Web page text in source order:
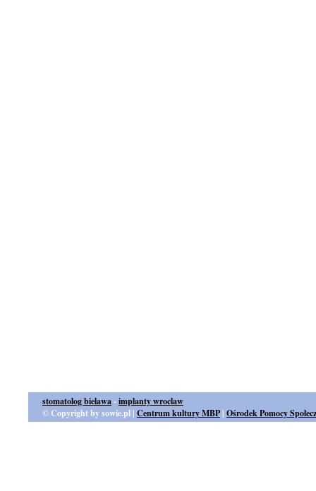
stomatolog bielawa-implanty wroclaw
© Copyright by sowie.pl | Centrum kultury MBP| Ośrodek Pomocy